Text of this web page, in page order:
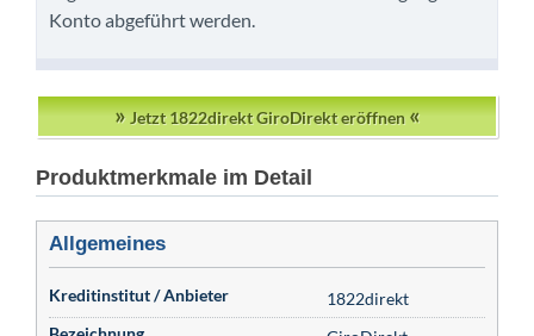
Konto abgeführt werden.
»Jetzt 1822direkt GiroDirekt eröffnen«
Produktmerkmale im Detail
Allgemeines
Kreditinstitut / Anbieter
1822direkt